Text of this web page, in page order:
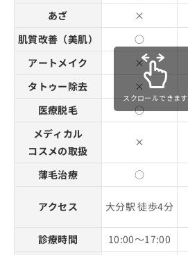
あざ
×
肌質改善（美肌）
○
アートメイク
×
タトゥー除去
×
医療脱毛
○
メディカル
コスメの取扱
×
薄毛治療 ○
アクセス 大分駅 徒歩4分
診療時間 10:00～17:00
スクロールできます